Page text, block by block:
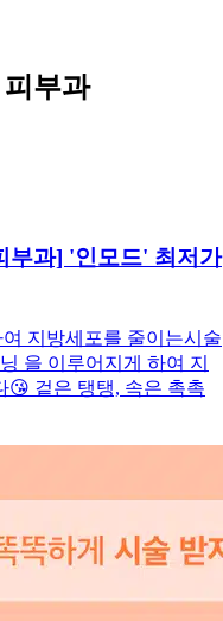
부과
부과] '인모드' 최저가
지방세포를 줄이는시술
을 이루어지게 하여 지
😘 겉은 탱탱, 속은 촉촉